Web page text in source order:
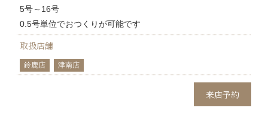
5号～16号
0.5号単位でおつくりが可能です
取扱店舗
鈴鹿店 津南店
来店予約